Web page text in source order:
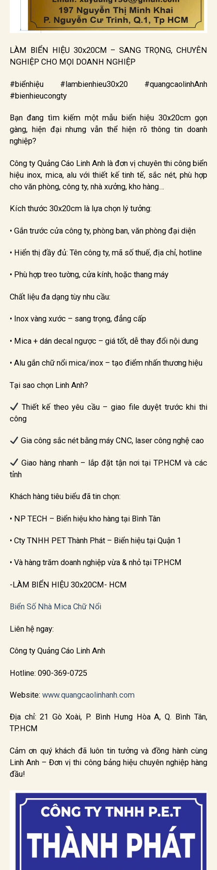
LÀM BIỂN HIỆU 30x20CM – SANG TRỌNG, CHUYÊN
NGHIỆP CHO MỌI DOANH NGHIỆP
#biểnhiệu #lambienhieu30x20 #quangcaolinhAnh
#bienhieucongty
Bạn đang tìm kiếm một mẫu biển hiệu 30x20cm gọn
gàng, hiện đại nhưng vẫn thể hiện rõ thông tin doanh
nghiệp?
Công ty Quảng Cáo Linh Anh là đơn vị chuyên thi công biển
hiệu inox, mica, alu với thiết kế tinh tế, sắc nét, phù hợp
cho văn phòng, công ty, nhà xưởng, kho hàng…
Kích thước 30x20cm là lựa chọn lý tưởng:
• Gắn trước cửa công ty, phòng ban, văn phòng đại diện
• Hiển thị đầy đủ: Tên công ty, mã số thuế, địa chỉ, hotline
• Phù hợp treo tường, cửa kính, hoặc thang máy
Chất liệu đa dạng tùy nhu cầu:
• Inox vàng xước – sang trọng, đẳng cấp
• Mica + dán decal ngược – giá tốt, dễ thay đổi nội dung
• Alu gắn chữ nổi mica/inox – tạo điểm nhấn thương hiệu
Tại sao chọn Linh Anh?
Thiết kế theo yêu cầu – giao file duyệt trước khi thi
công
Gia công sắc nét bằng máy CNC, laser công nghệ cao
Giao hàng nhanh – lắp đặt tận nơi tại TP.HCM và các
tỉnh
Khách hàng tiêu biểu đã tin chọn:
• NP TECH – Biển hiệu kho hàng tại Bình Tân
• Cty TNHH PET Thành Phát – Biển hiệu tại Quận 1
• Và hàng trăm doanh nghiệp vừa & nhỏ tại TP.HCM
-LÀM BIỂN HIỆU 30x20CM- HCM
Biển Số Nhà Mica Chữ Nổi
Liên hệ ngay:
Công ty Quảng Cáo Linh Anh
Hotline: 090-369-0725
Website: www.quangcaolinhanh.com
Địa chỉ: 21 Gò Xoài, P. Bình Hưng Hòa A, Q. Bình Tân,
TP.HCM
Cảm ơn quý khách đã luôn tin tưởng và đồng hành cùng
Linh Anh – Đơn vị thi công bảng hiệu chuyên nghiệp hàng
đầu!